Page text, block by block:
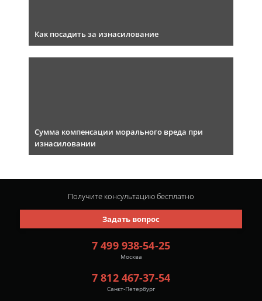
Как посадить за изнасилование
Сумма компенсации морального вреда при
изнасиловании
7 499 938-54-25
Москва
7 812 467-37-54
Санкт-Петербург
Задать вопрос
Получите консультациюбесплатно